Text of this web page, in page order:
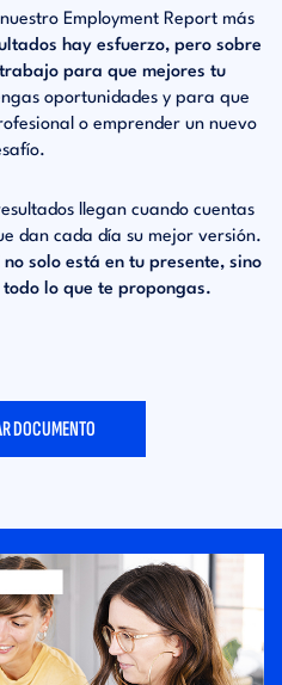
Employment Report más
hay esfuerzo, pero sobre
para que mejores tu
oportunidades y para que
o emprenderun nuevo
llegan cuando cuentas
dan cada día su mejor versión.
no solo está en tu presente, sino
lo que te propongas.
DOCUMENTO